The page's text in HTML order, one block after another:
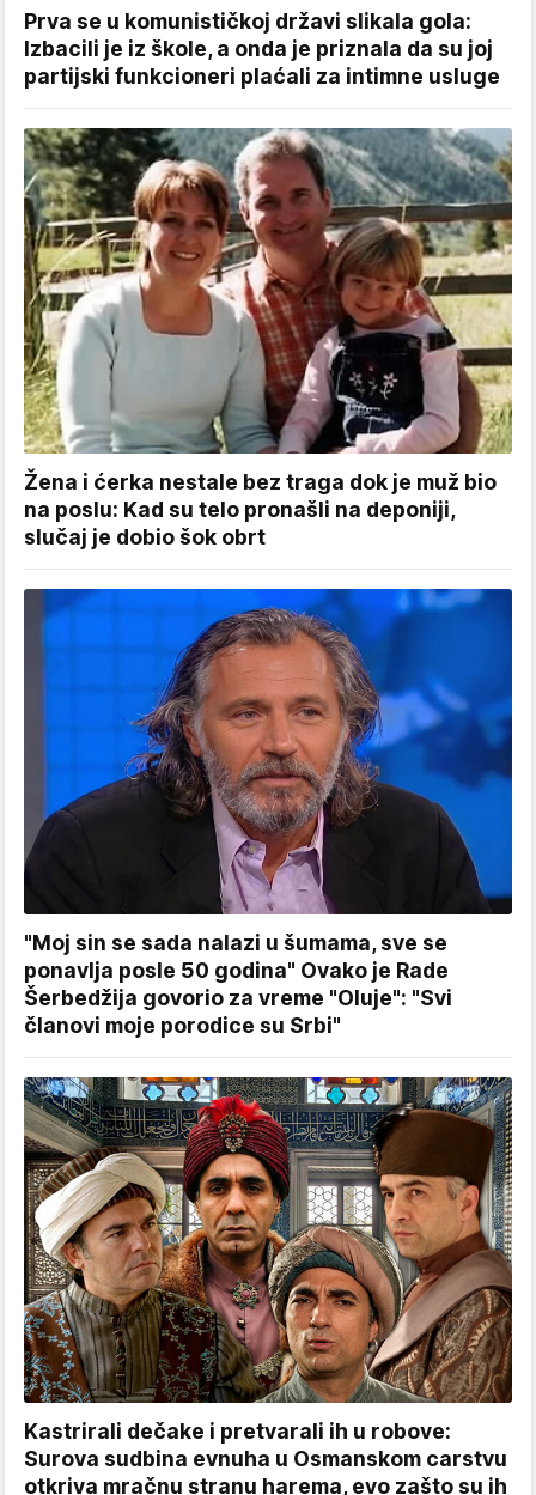
Prva se u komunističkoj državi slikala gola:
Izbacili je iz škole, a onda je priznala da su joj
partijski funkcioneri plaćali za intimne usluge
Žena i ćerka nestale bez traga dok je muž bio
na poslu: Kad su telo pronašli na deponiji,
slučaj je dobio šok obrt
"Moj sin se sada nalazi u šumama, sve se
ponavlja posle 50 godina" Ovako je Rade
Šerbedžija govorio za vreme "Oluje": "Svi
članovi moje porodice su Srbi"
Kastrirali dečake i pretvarali ih u robove:
Surova sudbina evnuha u Osmanskom carstvu
otkriva mračnu stranu harema, evo zašto su ih